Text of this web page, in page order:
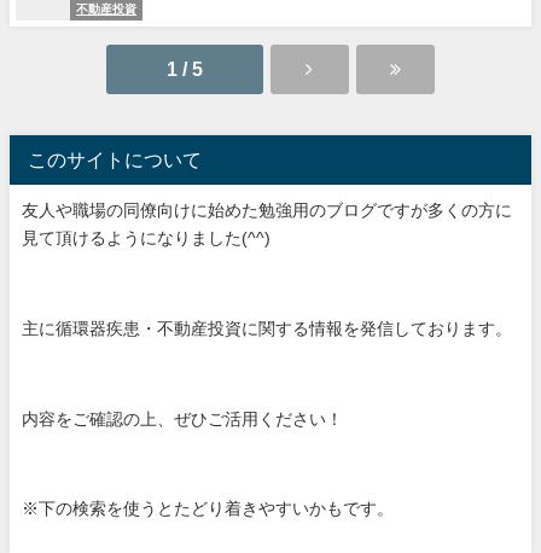
不動産投資
1 / 5
このサイトについて
友人や職場の同僚向けに始めた勉強用のブログですが多くの方に
見て頂けるようになりました(^^)
主に循環器疾患・不動産投資に関する情報を発信しております。
内容をご確認の上、ぜひご活用ください！
※下の検索を使うとたどり着きやすいかもです。